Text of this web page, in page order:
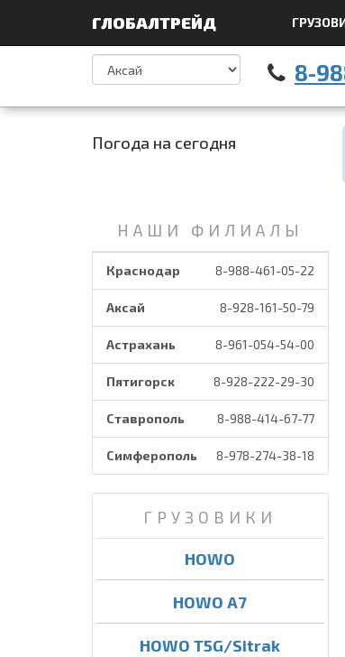
ГЛОБАЛТРЕЙД
8-
Погода на сегодня
НАШИ ФИЛИАЛЫ
Краснодар 8-988-461-05-22
Аксай 8-928-161-50-79
Астрахань 8-961-054-54-00
Пятигорск 8-928-222-29-30
Ставрополь 8-988-414-67-77
Симферополь 8-978-274-38-18
ГРУЗОВИКИ
HOWO
HOWO A7
HOWO T5G/Sitrak